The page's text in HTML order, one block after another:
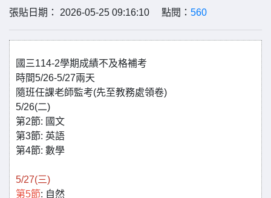
張貼日期： 2026-05-25 09:16:10 點閱： 560
國三114-2學期成績不及格補考
時間5/26-5/27兩天
隨班任課老師監考(先至教務處領卷)
5/26(二)
第2節: 國文
第3節: 英語
第4節: 數學
5/27(三)
第5節: 自然